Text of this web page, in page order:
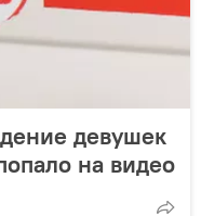
девушек
на видео